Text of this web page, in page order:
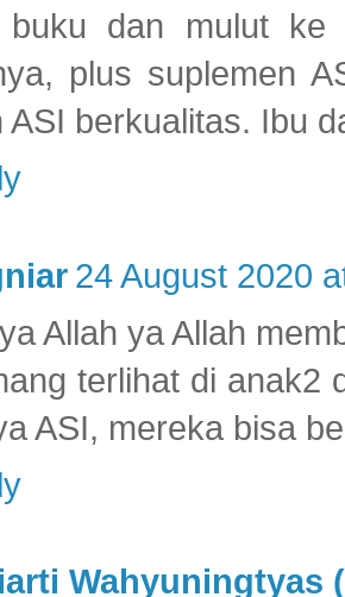
buku dan mulut ke
plus suplemen
ASI berkualitas. Ibu
24 August 2020
Allah ya Allah
terlihat di anak2
ASI, mereka bisa
Wahyuningtyas